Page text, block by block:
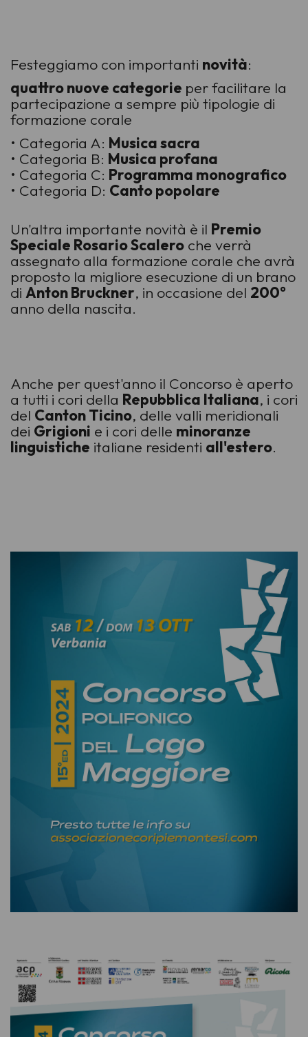
Festeggiamo con importanti novità:
quattro nuove categorie per facilitare la
partecipazione a sempre più tipologie di
formazione corale
• Categoria A: Musica sacra
• Categoria B: Musica profana
• Categoria C: Programma monografico
• Categoria D: Canto popolare
Un'altra importante novità è il Premio
Speciale Rosario Scalero che verrà
assegnato alla formazione corale che avrà
proposto la migliore esecuzione di un brano
di Anton Bruckner, in occasione del 200°
anno della nascita.
Anche per quest'anno il Concorso è aperto
a tutti i cori della Repubblica Italiana, i cori
del Canton Ticino, delle valli meridionali
dei Grigioni e i cori delle minoranze
linguistiche italiane residenti all'estero.